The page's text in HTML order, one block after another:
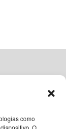
como
O